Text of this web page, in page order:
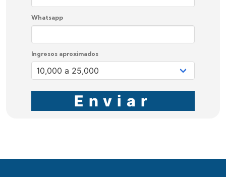
Whatsapp
Ingresos aproximados
Enviar